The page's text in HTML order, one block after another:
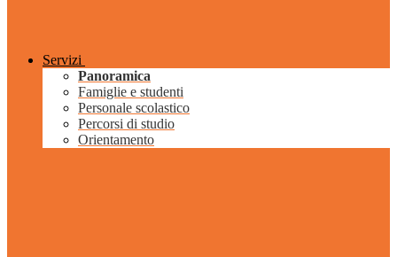
Servizi
Panoramica
Famiglie e studenti
Personale scolastico
Percorsi di studio
Orientamento